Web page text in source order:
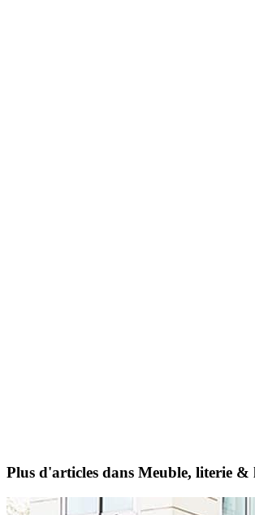
Plus d'articles dans Meuble, literie